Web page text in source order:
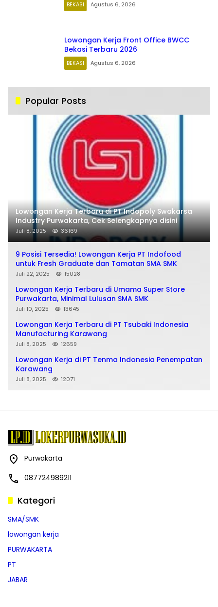
BEKASI Agustus 6, 2026
Lowongan Kerja Front Office BWCC
Bekasi Terbaru 2026
BEKASI Agustus 6, 2026
Popular Posts
Lowongan Kerja Terbaru di PT Indopoly Swakarsa
Industry Purwakarta, Cek Selengkapnya disini
Juli 8, 2025 36169
9 Posisi Tersedia! Lowongan Kerja PT Indofood
untuk Fresh Graduate dan Tamatan SMA SMK
Juli 22, 2025 15028
Lowongan Kerja Terbaru di Umama Super Store
Purwakarta, Minimal Lulusan SMA SMK
Juli 10, 2025 13645
Lowongan Kerja Terbaru di PT Tsubaki Indonesia
Manufacturing Karawang
Juli 8, 2025 12659
Lowongan Kerja di PT Tenma Indonesia Penempatan
Karawang
Juli 8, 2025 12071
Purwakarta
087724989211
Kategori
SMA/SMK
lowongan kerja
PURWAKARTA
PT
JABAR